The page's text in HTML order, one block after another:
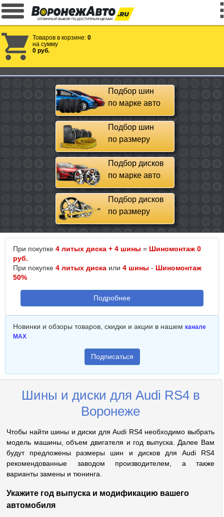
Товаров в корзине: 0
на сумму
0 руб.
Подбор шин
по марке авто
Подбор шин
по размеру
Подбор дисков
по марке авто
Подбор дисков
по размеру
При покупке 4 литых диска + 4 шины = Шиномонтаж 0
руб.
При покупке 4 литых диска или 4 шины - Шиномонтаж
50%
Подробнее
Новинки и обзоры товаров, скидки и акции в нашем канале
MAX
Подписаться
Шины и диски для Audi RS4 в
Воронеже
Чтобы найти шины и диски для Audi RS4 необходимо выбрать
модель машины, объем двигателя и год выпуска. Далее Вам
будут предложены размеры шин и дисков для Audi RS4
рекомендованные заводом производителем, а также
варианты замены и тюнинга.
Укажите год выпуска и модификацию вашего
автомобиля